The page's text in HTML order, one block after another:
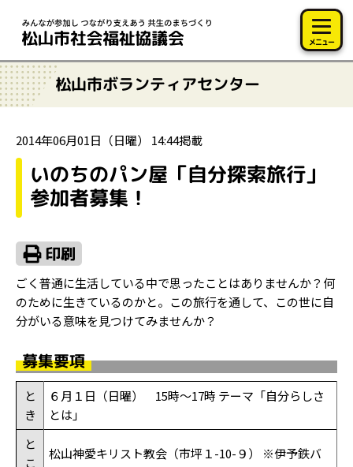
メニュー
松山市ボランティアセンター
2014年06月01日（日曜） 14:44掲載
いのちのパン屋「自分探索旅行」
参加者募集！
ごく普通に生活している中で思ったことはありませんか？何
のために生きているのかと。この旅行を通して、この世に自
分がいる意味を見つけてみませんか？
募集要項
と
き
６月１日（日曜） 15時～17時 テーマ「自分らしさ
とは」
と
こ
松山神愛キリスト教会（市坪１-10-９） ※伊予鉄バ